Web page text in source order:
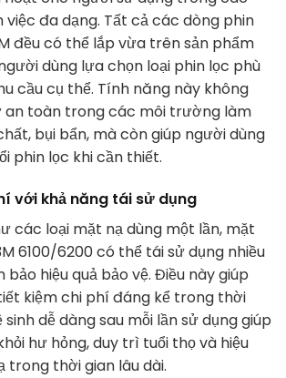
đa dạng. Tất cả các dòng phin
đều có thể lắp vừa trên sản phẩm
dùng lựa chọn loại phin lọc phù
cầu cụ thể. Tính năng này không
an toàn trong các môi trường làm
bụi bẩn, mà còn giúp người dùng
phin lọc khi cần thiết.
với khả năng tái sử dụng
các loại mặt nạ dùng một lần, mặt
6100/6200 có thể tái sử dụng nhiều
bảo hiệu quả bảo vệ. Điều này giúp
kiệm chi phí đáng kể trong thời
sinh dễ dàng sau mỗi lần sử dụng giúp
hư hỏng, duy trì tuổi thọ và hiệu
trong thời gian lâu dài.